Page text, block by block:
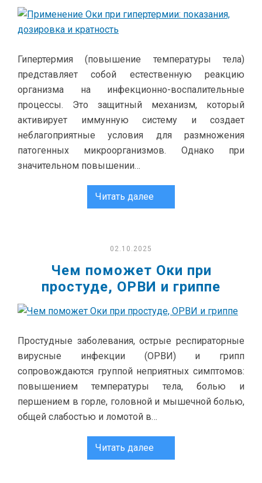
Гипертермия (повышение температуры тела)
представляет собой естественную реакцию
организма на инфекционно-воспалительные
процессы. Это защитный механизм, который
активирует иммунную систему и создает
неблагоприятные условия для размножения
патогенных микроорганизмов. Однако при
значительном повышении…
Читать далее
02.10.2025
Чем поможет Оки при
простуде, ОРВИ и гриппе
Простудные заболевания, острые респираторные
вирусные инфекции (ОРВИ) и грипп
сопровождаются группой неприятных симптомов:
повышением температуры тела, болью и
першением в горле, головной и мышечной болью,
общей слабостью и ломотой в…
Читать далее